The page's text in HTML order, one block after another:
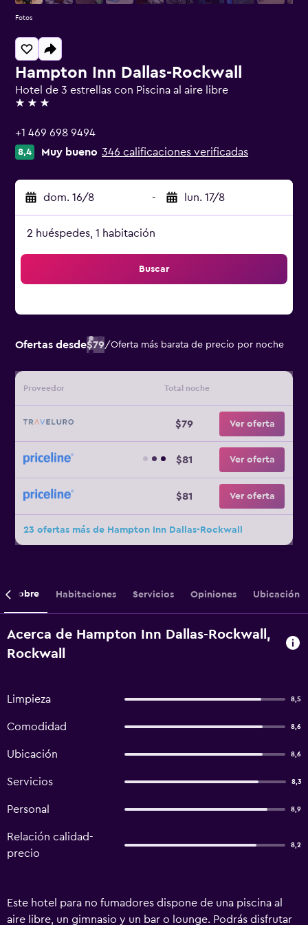
Hampton Inn Dallas-Rockwall
Hotel de 3 estrellas con Piscina al aire libre
3 estrellas
+1 469 698 9494
8,4 Muy bueno 346 calificaciones verificadas
dom. 16/8 - lun. 17/8
2 huéspedes, 1 habitación
Buscar
Ofertas desde$79/Oferta más barata de precio por noche
Proveedor Total noche
$79 Ver oferta
$81 Ver oferta
$81 Ver oferta
23 ofertas más de Hampton Inn Dallas-Rockwall
Fotos
Sobre Habitaciones Servicios Opiniones Ubicación
Acerca de Hampton Inn Dallas-Rockwall,
Rockwall
Limpieza 8,5
Comodidad 8,6
Ubicación 8,6
Servicios 8,3
Personal 8,9
Relación calidad-
precio
8,2
Este hotel para no fumadores dispone de una piscina al
aire libre, un gimnasio y un bar o lounge. Podrás disfrutar